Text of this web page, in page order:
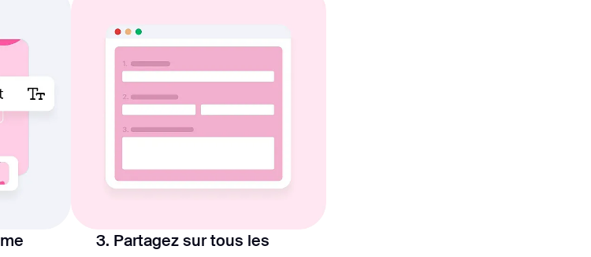
3. Partagez sur tous les